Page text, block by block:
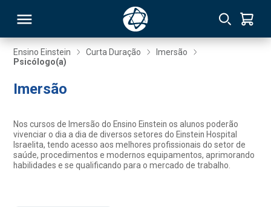
Ensino Einstein Curta Duração
Imersão
Psicólogo(a)
Imersão
Nos cursos de Imersão do Ensino Einstein os alunos poderão
vivenciar o dia a dia de diversos setores do Einstein Hospital
Israelita, tendo acesso aos melhores profissionais do setor de
saúde, procedimentos e modernos equipamentos, aprimorando
habilidades e se qualificando para o mercado de trabalho.